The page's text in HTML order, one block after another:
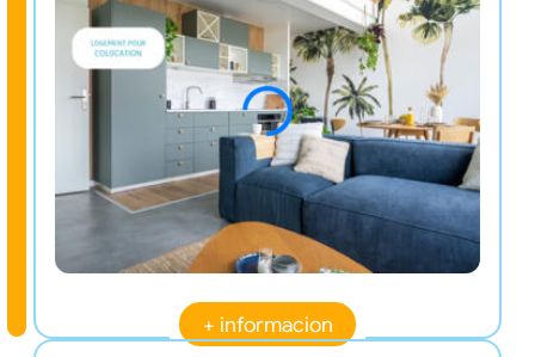
+ informacion